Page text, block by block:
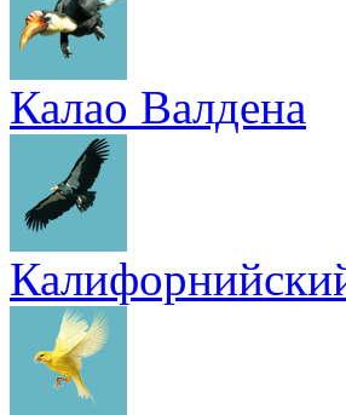
Калао Валдена